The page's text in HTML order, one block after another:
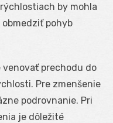
by mohla
pohyb
prechodu do
Pre zmenšenie
podrovnanie. Pri
je dôležité